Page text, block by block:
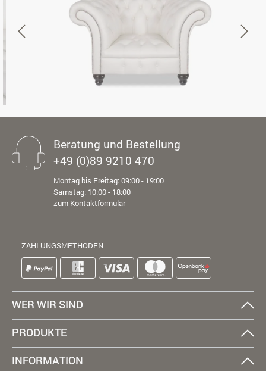
Beratung und Bestellung
+49 (0)89 9210 470
Montag bis Freitag: 09:00 - 19:00
Samstag: 10:00 - 18:00
zum Kontaktformular
ZAHLUNGSMETHODEN
WER WIR SIND
PRODUKTE
INFORMATION